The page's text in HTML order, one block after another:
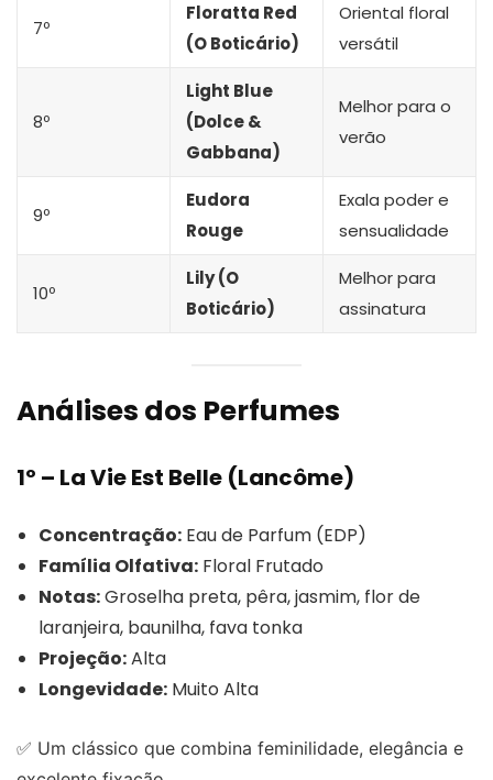
7º
Floratta Red
(O Boticário)
Oriental floral
versátil
8º
Light Blue
(Dolce &
Gabbana)
Melhor para o
verão
9º
Eudora
Rouge
Exala poder e
sensualidade
10º
Lily (O
Boticário)
Melhor para
assinatura
Análises dos Perfumes
1º – La Vie Est Belle (Lancôme)
Concentração: Eau de Parfum (EDP)
Família Olfativa: Floral Frutado
Notas:Groselha preta, pêra, jasmim, flor de
laranjeira, baunilha, fava tonka
Projeção:Alta
Longevidade: Muito Alta
✅ Um clássico que combina feminilidade, elegância e